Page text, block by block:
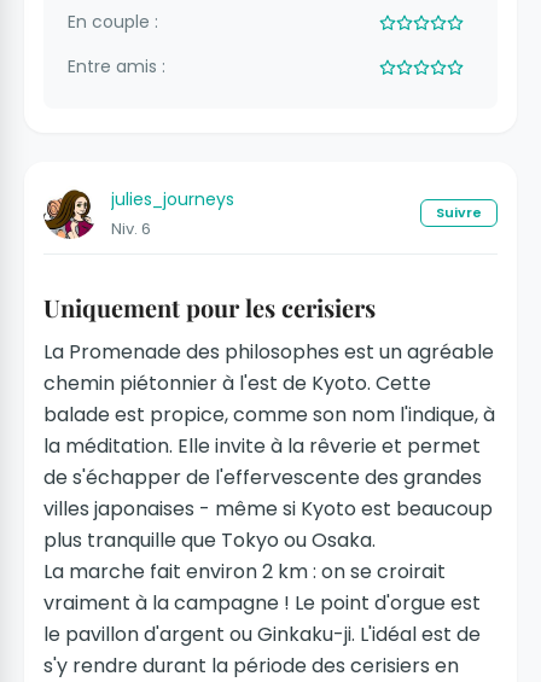
En couple :
Entre amis :
julies_journeys
Niv. 6
Suivre
Uniquement pour les cerisiers
La Promenade des philosophes est un agréable
chemin piétonnier à l'est de Kyoto. Cette
balade est propice, comme son nom l'indique, à
la méditation. Elle invite à la rêverie et permet
de s'échapper de l'effervescente des grandes
villes japonaises - même si Kyoto est beaucoup
plus tranquille que Tokyo ou Osaka.
La marche fait environ 2 km : on se croirait
vraiment à la campagne ! Le point d'orgue est
le pavillon d'argent ou Ginkaku-ji. L'idéal est de
s'y rendre durant la période des cerisiers en